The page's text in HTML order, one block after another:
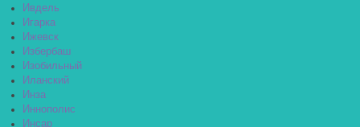
Ивдель
Игарка
Ижевск
Избербаш
Изобильный
Иланский
Инза
Иннополис
Инсар